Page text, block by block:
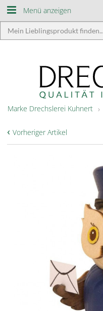
Menü anzeigen
Marke Drechslerei Kuhnert
‹ Vorheriger Artikel